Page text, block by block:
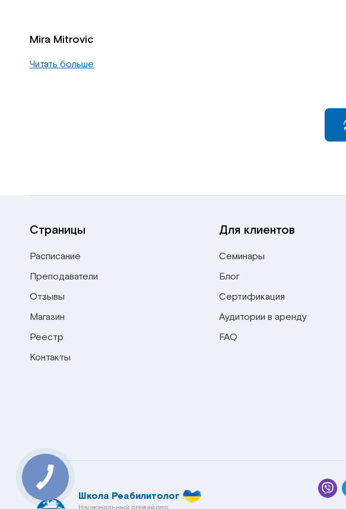
Mira Mitrovic
Читать больше
Страницы
Расписание
Преподаватели
Отзывы
Магазин
Реестр
Контакты
Для клиентов
Семинары
Блог
Сертификация
Аудитории в аренду
FAQ
Школа Реабилитолог
Национальный провайдер
КНОПКА
СВЯЗИ